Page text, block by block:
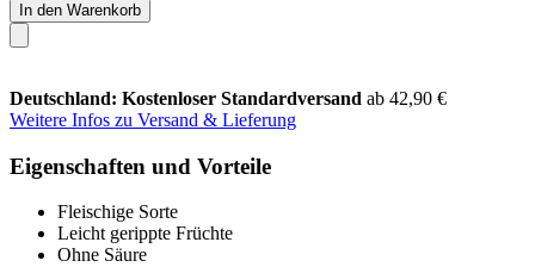
In den Warenkorb
Deutschland: Kostenloser Standardversand ab 42,90 €
Weitere Infos zu Versand & Lieferung
Eigenschaften und Vorteile
Fleischige Sorte
Leicht gerippte Früchte
Ohne Säure